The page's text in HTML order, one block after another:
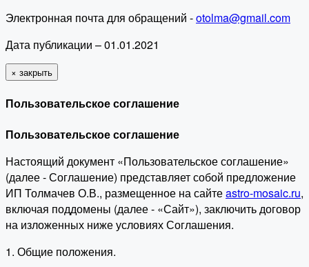
Электронная почта для обращений -otolma@gmail.com
Дата публикации – 01.01.2021
× закрыть
Пользовательское соглашение
Пользовательское соглашение
Настоящий документ «Пользовательское соглашение»
(далее - Соглашение) представляет собой предложение
ИП Толмачев О.В., размещенное на сайтеastro-mosaic.ru,
включая поддомены (далее - «Сайт»), заключить договор
на изложенных ниже условиях Соглашения.
1. Общие положения.